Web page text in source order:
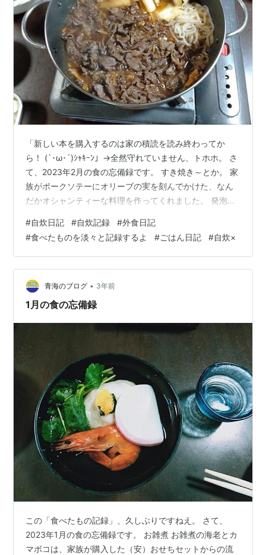
「新しい本を購入するのは家の積読を読み終わってか
ら！ (`･ω･´)ｼｬｷｰﾝ」→全然守れていません、トホホ。 さ
て、2023年2月の食の忘備録です。 すき焼き～とか。 家
族がポークソテーにオリーブの実を刻んでかけた、なん
だかオシャンティーな料理を作ってくれました。 発泡性
わせたスープを作りました。美味。 ディルをたっぷりか
けて なんちゃってグルテンフリー生活をしているので、
近所でたまたま購入したグルテンフリールーでハヤシラ
イスを作りましたが家族にも好評の味。でも、巷で売ら
れているこういう”こだわりの食”を見ると、福島県産のも
のが多いのは…な…
#自炊日記 #自炊記録 #外食日記
#食べたものを淡々と記録するよ #ごはん日記 #自炊×
青海のブログ • 3年前
1月の食の忘備録
この「食べたもの記録」、久しぶりですねえ。 さて、
2023年1月の食の忘備録です。 お雑煮 お雑煮の海老とカ
マボコは、家族が購入した（安）おせちセットからの流